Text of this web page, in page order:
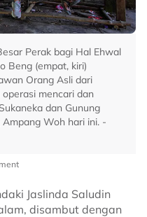
Perak bagi Hal Ehwal
Beng (empat, kiri)
Orang Asli dari
mencari dan
dan Gunung
Woh hari ini. -
Jaslinda Saludin
disambut dengan